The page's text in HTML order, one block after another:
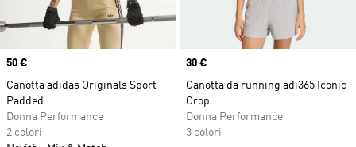
Price
50 €
Canotta adidas Originals Sport
Padded
Donna Performance
2 colori
Price
30 €
Canotta da running adi365 Iconic
Crop
Donna Performance
3 colori